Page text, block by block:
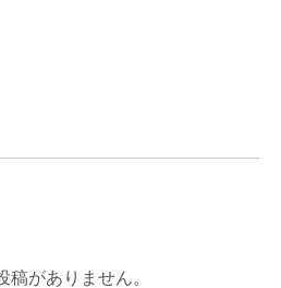
稿がありません。